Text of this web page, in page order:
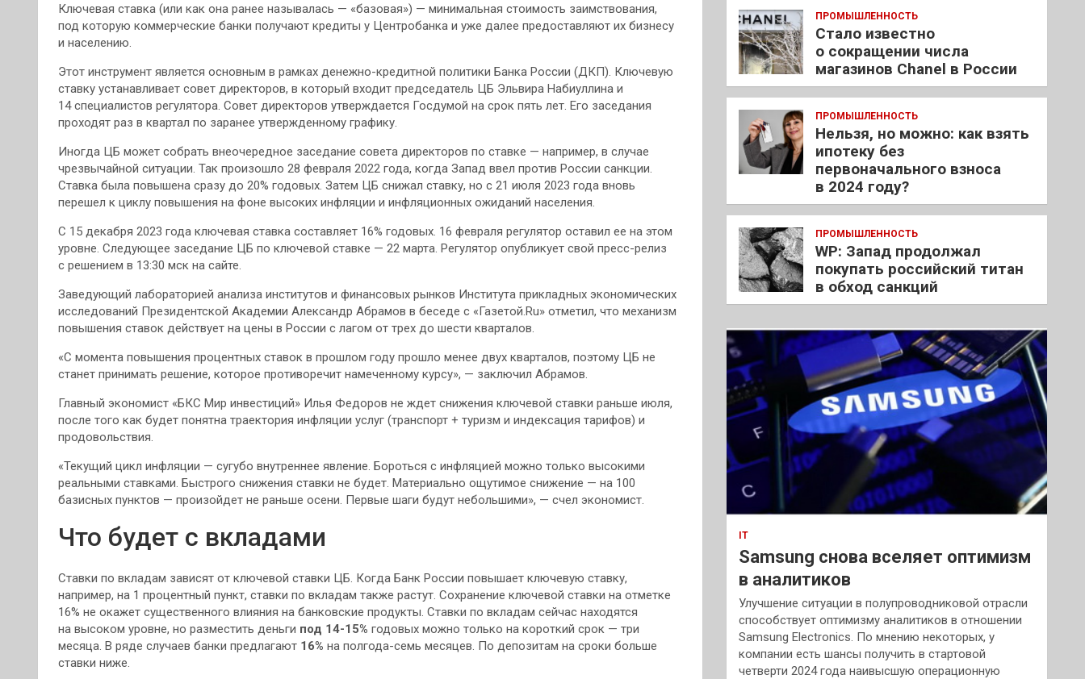
Ключевая ставка (или как она ранее называлась — «базовая») — минимальная стоимость заимствования,
под которую коммерческие банки получают кредиты у Центробанка и уже далее предоставляют их бизнесу
и населению.
Этот инструмент является основным в рамках денежно-кредитной политики Банка России (ДКП). Ключевую
ставку устанавливает совет директоров, в который входит председатель ЦБ Эльвира Набиуллина и
14 специалистов регулятора. Совет директоров утверждается Госдумой на срок пять лет. Его заседания
проходят раз в квартал по заранее утвержденному графику.
Иногда ЦБ может собрать внеочередное заседание совета директоров по ставке — например, в случае
чрезвычайной ситуации. Так произошло 28 февраля 2022 года, когда Запад ввел против России санкции.
Ставка была повышена сразу до 20% годовых. Затем ЦБ снижал ставку, но с 21 июля 2023 года вновь
перешел к циклу повышения на фоне высоких инфляции и инфляционных ожиданий населения.
С 15 декабря 2023 года ключевая ставка составляет 16% годовых. 16 февраля регулятор оставил ее на этом
уровне. Следующее заседание ЦБ по ключевой ставке — 22 марта. Регулятор опубликует свой пресс-релиз
с решением в 13:30 мск на сайте.
Заведующий лабораторией анализа институтов и финансовых рынков Института прикладных экономических
исследований Президентской Академии Александр Абрамов в беседе с «Газетой.Ru» отметил, что механизм
повышения ставок действует на цены в России с лагом от трех до шести кварталов.
«С момента повышения процентных ставок в прошлом году прошло менее двух кварталов, поэтому ЦБ не
станет принимать решение, которое противоречит намеченному курсу», — заключил Абрамов.
Главный экономист «БКС Мир инвестиций» Илья Федоров не ждет снижения ключевой ставки раньше июля,
после того как будет понятна траектория инфляции услуг (транспорт + туризм и индексация тарифов) и
продовольствия.
«Текущий цикл инфляции — сугубо внутреннее явление. Бороться с инфляцией можно только высокими
реальными ставками. Быстрого снижения ставки не будет. Материально ощутимое снижение — на 100
базисных пунктов — произойдет не раньше осени. Первые шаги будут небольшими», — счел экономист.
Что будет с вкладами
Ставки по вкладам зависят от ключевой ставки ЦБ. Когда Банк России повышает ключевую ставку,
например, на 1 процентный пункт, ставки по вкладам также растут. Сохранение ключевой ставки на отметке
16% не окажет существенного влияния на банковские продукты. Ставки по вкладам сейчас находятся
на высоком уровне, но разместить деньги под 14-15% годовых можно только на короткий срок — три
месяца. В ряде случаев банки предлагают 16% на полгода-семь месяцев. По депозитам на сроки больше
ставки ниже.
ПРОМЫШЛЕННОСТЬ
Стало известно
о сокращении числа
магазинов Chanel в России
ПРОМЫШЛЕННОСТЬ
Нельзя, но можно: как взять
ипотеку без
первоначального взноса
в 2024 году?
ПРОМЫШЛЕННОСТЬ
WP: Запад продолжал
покупать российский титан
в обход санкций
IT
Samsung снова вселяет оптимизм
в аналитиков
Улучшение ситуации в полупроводниковой отрасли
способствует оптимизму аналитиков в отношении
Samsung Electronics. По мнению некоторых, у
компании есть шансы получить в стартовой
четверти 2024 года наивысшую операционную